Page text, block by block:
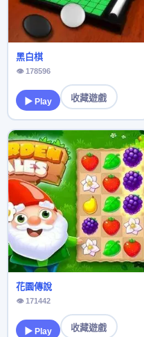
黑白棋
👁 178596
▶ Play 收藏遊戲
花園傳說
👁 171442
▶ Play 收藏遊戲